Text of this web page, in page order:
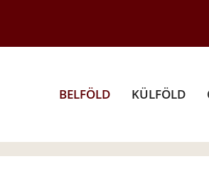
BELFÖLD KÜLFÖLD